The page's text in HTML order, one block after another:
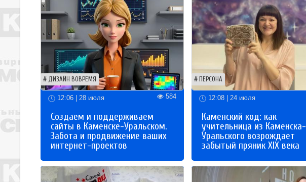
ДИЗАЙН ВОВРЕМЯ
12:06 | 28 июля 584
Создаем и поддерживаем
сайты в Каменске-Уральском.
Забота и продвижение ваших
интернет-проектов
ПЕРСОНА
12:08 | 24 июля
Каменский код: как
учительница из Каменска-
Уральского возрождает
забытый пряник XIX века